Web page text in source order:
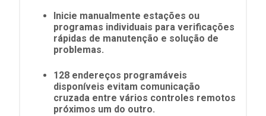
Inicie manualmente estações ou
programas individuais para verificações
rápidas de manutenção e solução de
problemas.
128 endereços programáveis
disponíveis evitam comunicação
cruzada entre vários controles remotos
próximos um do outro.